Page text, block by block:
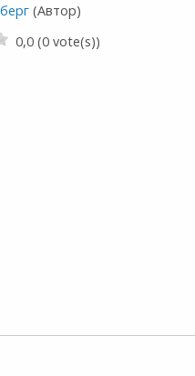
(Автор)
0,0 (0 vote(s))